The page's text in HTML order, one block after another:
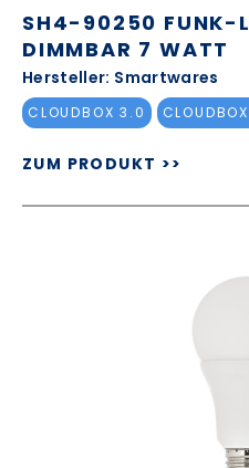
SH4-90250 FUNK-
DIMMBAR 7 WATT
Hersteller: Smartwares
CLOUDBOX 3.0
ZUM PRODUKT >>